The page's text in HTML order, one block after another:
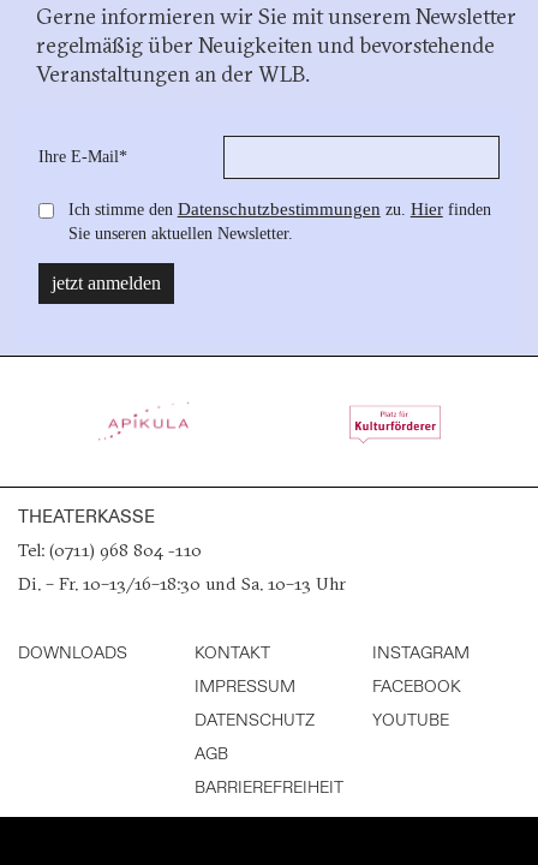
Gerne informieren wir Sie mit unserem Newsletter
regelmäßig über Neuigkeiten und bevorstehende
Veranstaltungen an der WLB.
THEATERKASSE
Tel: (0711) 968 804 -110
Di. – Fr. 10–13/16–18:30 und Sa. 10–13 Uhr
DOWNLOADS
KONTAKT
IMPRESSUM
DATENSCHUTZ
AGB
BARRIEREFREIHEIT
INSTAGRAM
FACEBOOK
YOUTUBE